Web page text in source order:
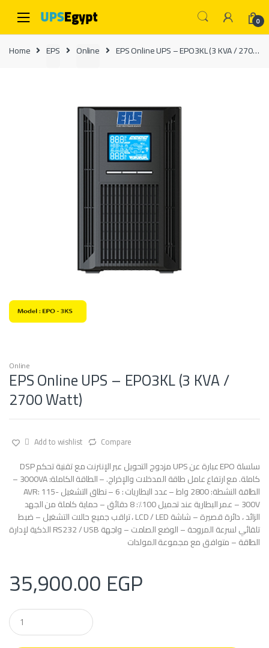
0
Home EPS Online EPS Online UPS – EPO3KL (3 KVA / 2700 Watt)
Online
EPS Online UPS – EPO3KL (3 KVA /
2700 Watt)
Add to wishlist Compare
سلسلة EPO عبارة عن UPS مزدوج التحويل عبر الإنترنت مع تقنية تحكم DSP
كاملة. مع ارتفاع عامل طاقة المدخلات والإخراج. – الطاقة الكاملة: 3000VA –
الطاقة النشطة: 2800 واط – عدد البطاريات : 6 – نطاق التشغيل AVR: 115-
300V – عمر البطارية عند تحميل 100٪: 8 دقائق – حماية كاملة من الجهد
الزائد ، دائرة قصيرة – شاشة LCD / LED ، تراقب جميع حالات التشغيل – ضبط
تلقائي لسرعة المروحة – الوضع الصامت – واجهة RS232 / USB الذكية لإدارة
الطاقة – متوافق مع مجموعة المولدات
35,900.00EGP
Q
u
a